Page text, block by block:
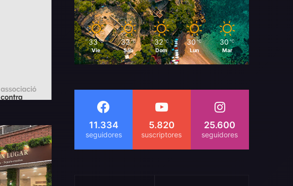
33 ℃
Vie
33 ℃
Sáb
32 ℃
Dom
30 ℃
Lun
30 ℃
Mar
11.334 5.820 25.600